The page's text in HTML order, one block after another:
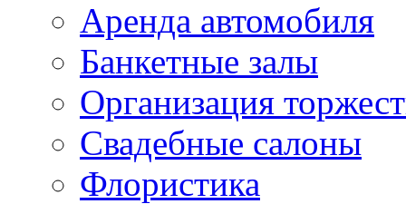
Аренда автомобиля
Банкетные залы
Организация
Свадебные салоны
Флористика